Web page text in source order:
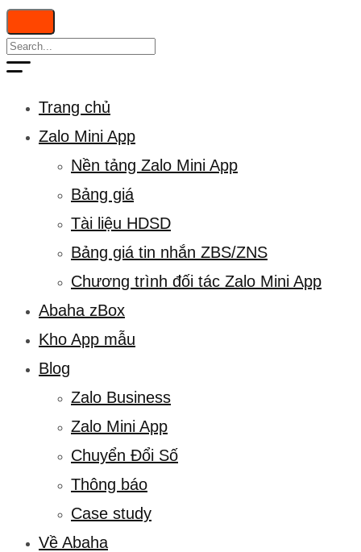
Trang chủ
Zalo Mini App
Nền tảng Zalo Mini App
Bảng giá
Tài liệu HDSD
Bảng giá tin nhắn ZBS/ZNS
Chương trình đối tác Zalo Mini App
Abaha zBox
Kho App mẫu
Blog
Zalo Business
Zalo Mini App
Chuyển Đổi Số
Thông báo
Case study
Về Abaha